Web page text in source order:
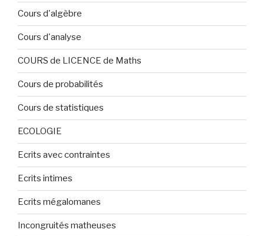
Cours d'algèbre
Cours d'analyse
COURS de LICENCE de Maths
Cours de probabilités
Cours de statistiques
ECOLOGIE
Ecrits avec contraintes
Ecrits intimes
Ecrits mégalomanes
Incongruités matheuses